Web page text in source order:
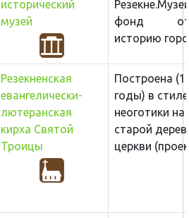
исторический
музей
Резекне.
фонд
историю
Резекненская
евангелически-
лютеранская
кирха Святой
Троицы
Построена
годы) в стиле
неоготики на
старой
церкви